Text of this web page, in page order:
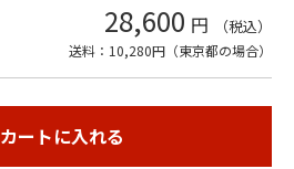
28,600 円 （税込）
送料：10,280円（東京都の場合）
カートに入れる